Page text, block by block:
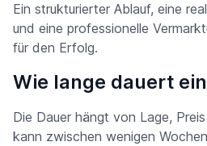
Ein strukturierter Ablauf, eine
und eine professionelle
für den Erfolg.
Wie lange dauert
Die Dauer hängt von Lage,
kann zwischen wenigen